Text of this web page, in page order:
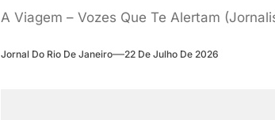
A Viagem – Vozes Que Te Alertam
Jornal Do Rio De Janeiro 22 De Julho De 2026